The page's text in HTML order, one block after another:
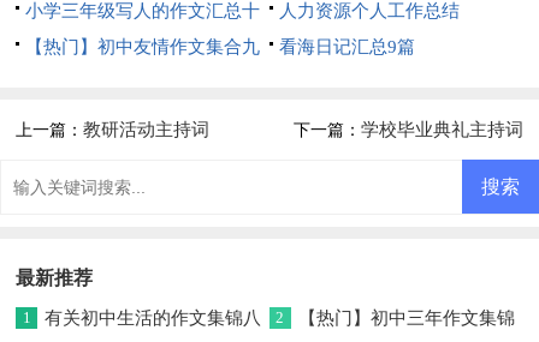
小学三年级写人的作文汇总十
篇
人力资源个人工作总结
【热门】初中友情作文集合九
看海日记汇总9篇
上一篇：教研活动主持词 下一篇： 学校毕业典礼主持词
最新推荐
1
有关初中生活的作文集锦八
2
【热门】初中三年作文集锦